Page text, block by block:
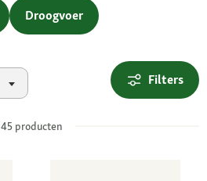
Droogvoer
Filters
45producten